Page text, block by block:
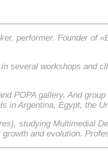
performer. Founder of
several workshops and
POPA gallery. And
in Argentina, Egypt, the
studying Multimedial
and evolution.